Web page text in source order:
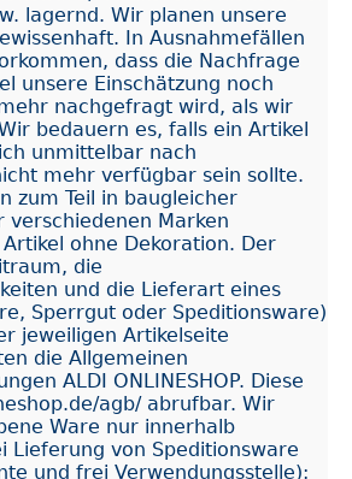
lagernd. Wir planen unsere
In Ausnahmefällen
dass die Nachfrage
unsere Einschätzung noch
nachgefragt wird, als wir
bedauern es, falls ein Artikel
unmittelbar nach
mehr verfügbar sein sollte.
zum Teil in baugleicher
verschiedenen Marken
ohne Dekoration. Der
die
und die Lieferart eines
Sperrgut oder Speditionsware)
jeweiligen Artikelseite
die Allgemeinen
ALDI ONLINESHOP. Diese
agb/ abrufbar. Wir
Ware nur innerhalb
Lieferung von Speditionsware
und frei Verwendungsstelle):